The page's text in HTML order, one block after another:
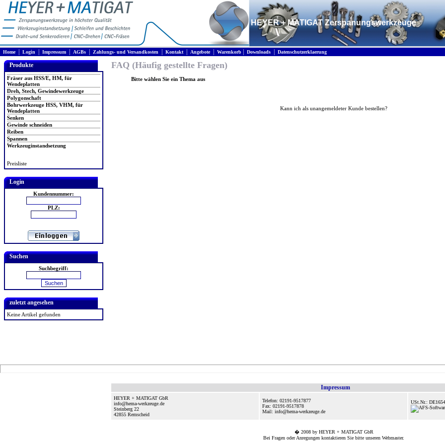
HEYER + MATIGAT Zerspanungswerkzeuge
Home| Login Impressum AGBs Zahlungs- und Versandkosten Kontakt| Angebote| Warenkorb Downloads Datenschutzerklaerung
Produkte
Fräser aus HSS/E, HM, für
Wendeplatten
Dreh, Stech, Gewindewerkzeuge
Polygonschaft
Bohrwerkzeuge HSS, VHM, für
Wendeplatten
Senken
Gewinde schneiden
Reiben
Spannen
Werkzeuginstandsetzung
Preisliste
Login
Kundennummer:
PLZ:
Suchen
Suchbegriff:
zuletzt angesehen
Keine Artikel gefunden
FAQ (Häufig gestellte Fragen)
Bitte wählen Sie ein Thema aus
Kann ich als unangemeldeter Kunde bestellen?
Impressum
HEYER + MATIGAT GbR
info@hema-werkzeuge.de
Steinberg 22
42855 Remscheid
Telefon: 02191-9517877
Fax: 02191-9517878
Mail: info@hema-werkzeuge.de
USt.Nr.:
� 2008 by HEYER + MATIGAT GbR
Bei Fragen oder Anregungen kontaktieren Sie bitte unseren Webmaster.